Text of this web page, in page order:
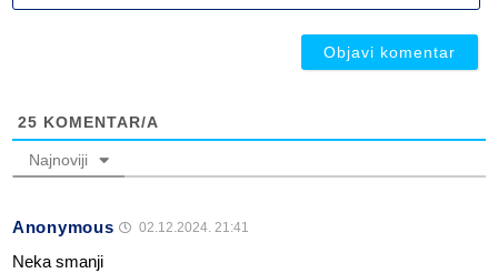
25 KOMENTAR/A
Najnoviji
Anonymous 02.12.2024. 21:41
Neka smanji